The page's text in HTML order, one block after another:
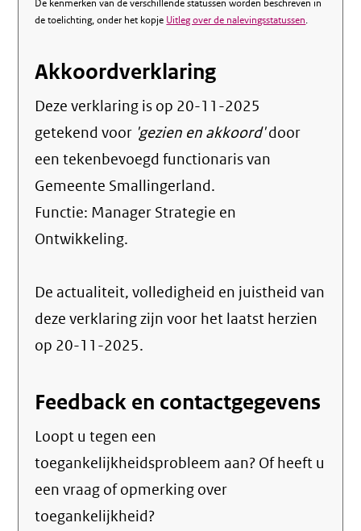
De kenmerken van de verschillende statussen worden beschreven in
de toelichting, onder het kopje Uitleg over de nalevingsstatussen.
Akkoordverklaring
Deze verklaring is op 20-11-2025
getekend voor 'gezien en akkoord'door
een tekenbevoegd functionaris van
Gemeente Smallingerland.
Functie: Manager Strategie en
Ontwikkeling.
De actualiteit, volledigheid en juistheid van
deze verklaring zijn voor het laatst herzien
op 20-11-2025.
Feedback en contactgegevens
Loopt u tegen een
toegankelijkheidsprobleem aan? Of heeft u
een vraag of opmerking over
toegankelijkheid?